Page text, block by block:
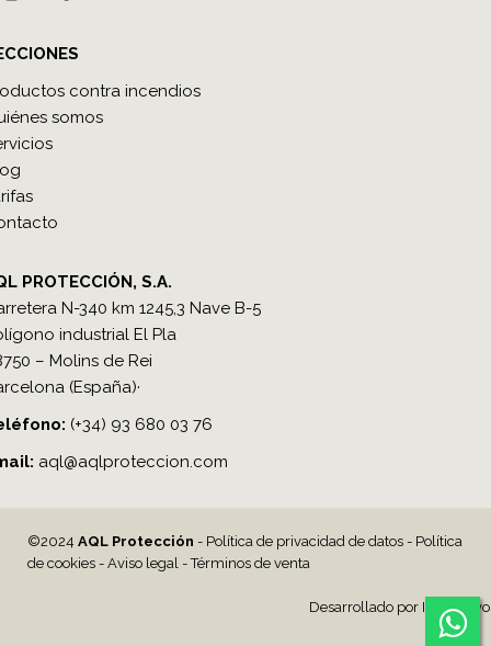
contra incendios
somos
PROTECCIÓN, S.A.
N-340 km 1245,3 Nave B-5
industrial El Pla
– Molins de Rei
(España)·
(+34) 93 680 03 76
aql@aqlproteccion.com
©2024 AQL Protección - Política de privacidad de datos - Política
de cookies - Aviso legal -Términos de venta
Desarrollado por